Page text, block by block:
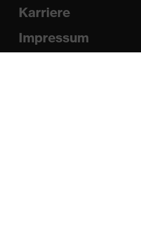
Karriere
Impressum